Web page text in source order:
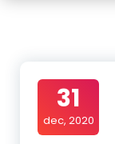
31
dec, 2020